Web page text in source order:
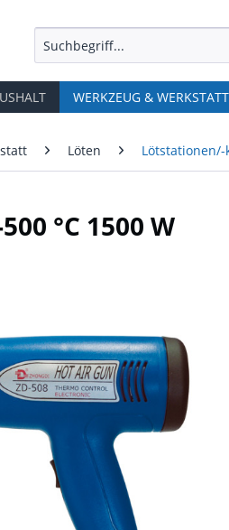
WERKZEUG & WERKSTATT
Löten Lötstationen/-
°C 1500 W